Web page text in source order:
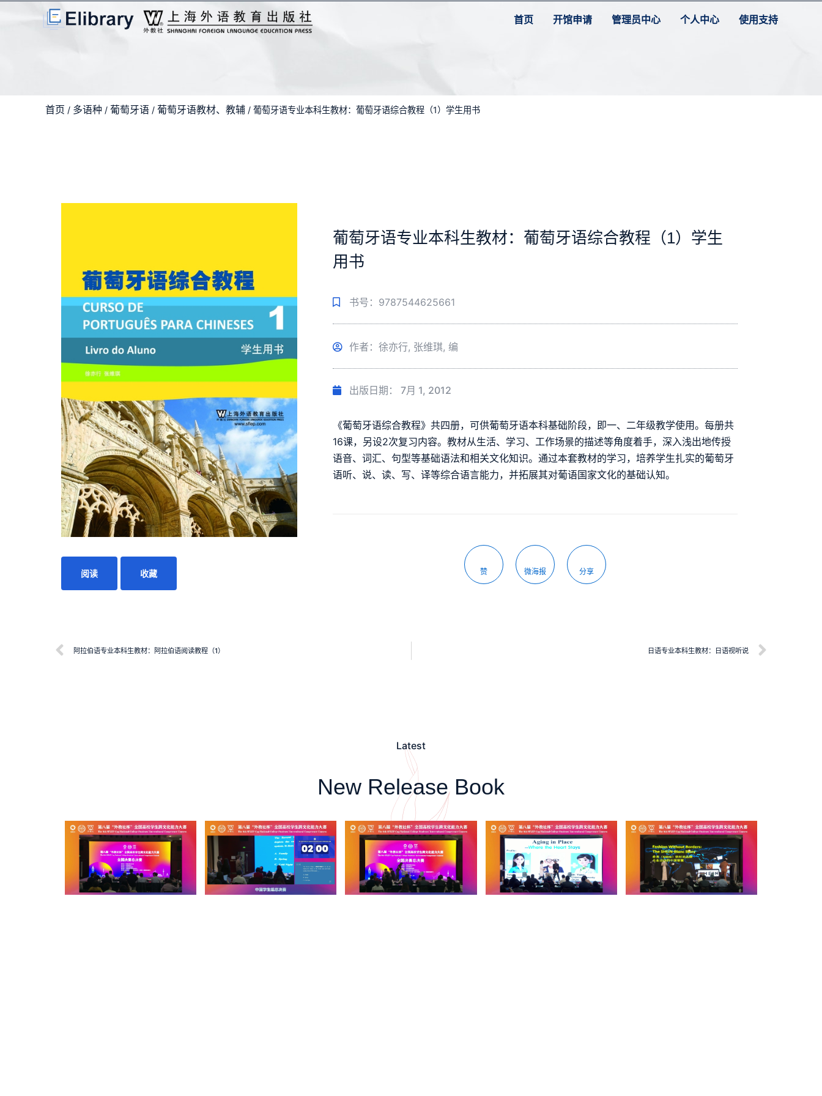
首页 开馆申请 管理员中心 个人中心 使用支持
首页 / 多语种 / 葡萄牙语 / 葡萄牙语教材、教辅 / 葡萄牙语专业本科生教材：葡萄牙语综合教程（1）学生用书
阅读 收藏
葡萄牙语专业本科生教材：葡萄牙语综合教程（1）学生
用书
书号：9787544625661
作者：徐亦行, 张维琪, 编
出版日期： 7月 1, 2012
《葡萄牙语综合教程》共四册，可供葡萄牙语本科基础阶段，即一、二年级教学使用。每册共
16课，另设2次复习内容。教材从生活、学习、工作场景的描述等角度着手，深入浅出地传授
语音、词汇、句型等基础语法和相关文化知识。通过本套教材的学习，培养学生扎实的葡萄牙
语听、说、读、写、译等综合语言能力，并拓展其对葡语国家文化的基础认知。
赞 微海报 分享
阿拉伯语专业本科生教材：阿拉伯语阅读教程（1） 日语专业本科生教材：日语视听说
Latest
New Release Book